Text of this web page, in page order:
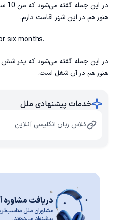
در
هنوز هم در این شهر اقامت دارم.
six months.
در این جمله گفته می‌شود که پدر شش
هنوز هم در آن شغل است.
خدمات پیشنهادی ملل
کلاس زبان انگلیسی آنلاین
دریافت مشاوره
مشاوران ملل